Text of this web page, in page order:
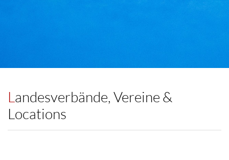
Landesverbände, Vereine &
Locations